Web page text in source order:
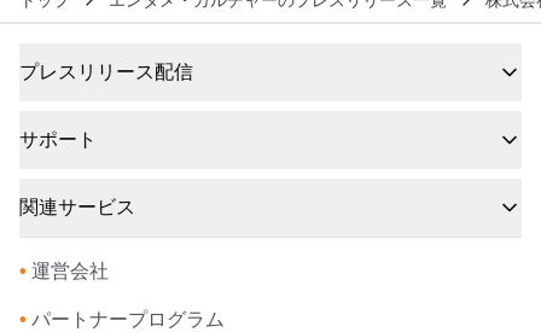
プレスリリース配信
サポート
関連サービス
• 運営会社
• パートナープログラム